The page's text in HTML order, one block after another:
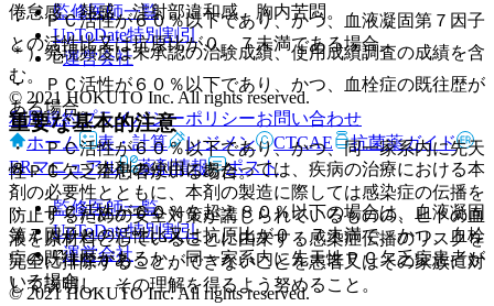
倦怠感、熱感、注射部違和感、胸内苦悶。
＊）発現頻度は未承認の治験成績、使用成績調査の成績を含
む。
重要な基本的注意
８．１． 本剤の使用にあたっては、疾病の治療における本
剤の必要性とともに、本剤の製造に際しては感染症の伝播を
防止するための安全対策が講じられているものの、ヒトの血
液を原材料としていることに由来する感染症伝播のリスクを
完全に排除することができないことを患者又はその家族に対
して説明し、その理解を得るよう努めること。
・ ＰＣ活性が６０％以下であり、かつ、血液凝固第７因子
との活性比又は抗原比が０．７未満である場合。
・ ＰＣ活性が６０％以下であり、かつ、血栓症の既往歴が
ある場合。
・ ＰＣ活性が６０％以下であり、かつ、同一家系内に先天
性ＰＣ欠乏症患者がいる場合。
・ ＰＣ活性が６０％を超え８０％以下の場合は、血液凝固
第７因子との活性比又は抗原比が０．７未満で、かつ、血栓
症の既往歴があるか、同一家系内に先天性ＰＣ欠乏症患者が
いる場合。
監修医師一覧
UpToDate特別割引
運営会社
© 2021 HOKUTO Inc. All rights reserved.
利用規約プライバシーポリシーお問い合わせ
ホーム
表・計算 レジメン CTCAE
抗菌薬ガイド
ERマニュアル
薬剤情報 ポスト
監修医師一覧
UpToDate特別割引
運営会社
© 2021 HOKUTO Inc. All rights reserved.